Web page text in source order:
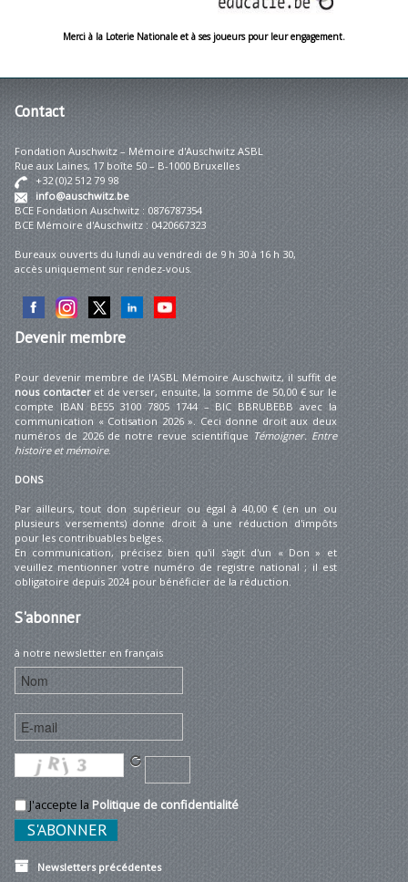
Merci à la Loterie Nationale et à ses joueurs pour leur engagement.
Contact
Fondation Auschwitz – Mémoire d'Auschwitz ASBL
Rue aux Laines, 17 boîte 50 – B-1000 Bruxelles
+32 (0)2 512 79 98
info@auschwitz.be
BCE Fondation Auschwitz : 0876787354
BCE Mémoire d'Auschwitz : 0420667323
Bureaux ouverts du lundi au vendredi de 9 h 30 à 16 h 30,
accès uniquement sur rendez-vous.
Devenirmembre
Pour devenir membre de l'ASBL Mémoire Auschwitz, il suffit de
nous contacteret de verser, ensuite, la somme de 50,00 € sur le
compte IBAN BE55 3100 7805 1744 – BIC BBRUBEBB avec la
communication « Cotisation 2026 ». Ceci donne droit aux deux
numéros de 2026 de notre revue scientifique Témoigner. Entre
histoire et mémoire.
DONS
Par ailleurs, tout don supérieur ou égal à 40,00 € (en un ou
plusieurs versements) donne droit à une réduction d'impôts
pour les contribuables belges.
En communication, précisez bien qu'il s'agit d'un « Don » et
veuillez mentionner votre numéro de registre national ; il est
obligatoire depuis 2024 pour bénéficier de la réduction.
S'abonner
à notre newsletter en français
J'accepte la Politique de confidentialité
Newsletters précédentes